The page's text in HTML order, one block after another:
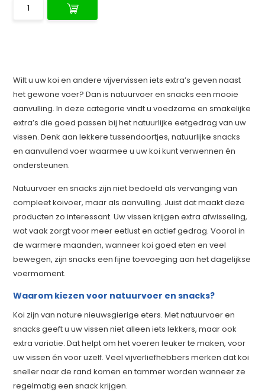
Wilt u uw koi en andere vijvervissen iets extra’s geven naast
het gewone voer? Dan is natuurvoer en snacks een mooie
aanvulling. In deze categorie vindt u voedzame en smakelijke
extra’s die goed passen bij het natuurlijke eetgedrag van uw
vissen. Denk aan lekkere tussendoortjes, natuurlijke snacks
en aanvullend voer waarmee u uw koi kunt verwennen én
ondersteunen.
Natuurvoer en snacks zijn niet bedoeld als vervanging van
compleet koivoer, maar als aanvulling. Juist dat maakt deze
producten zo interessant. Uw vissen krijgen extra afwisseling,
wat vaak zorgt voor meer eetlust en actief gedrag. Vooral in
de warmere maanden, wanneer koi goed eten en veel
bewegen, zijn snacks een fijne toevoeging aan het dagelijkse
voermoment.
Waarom kiezen voor natuurvoer en snacks?
Koi zijn van nature nieuwsgierige eters. Met natuurvoer en
snacks geeft u uw vissen niet alleen iets lekkers, maar ook
extra variatie. Dat helpt om het voeren leuker te maken, voor
uw vissen én voor uzelf. Veel vijverliefhebbers merken dat koi
sneller naar de rand komen en tammer worden wanneer ze
regelmatig een snack krijgen.